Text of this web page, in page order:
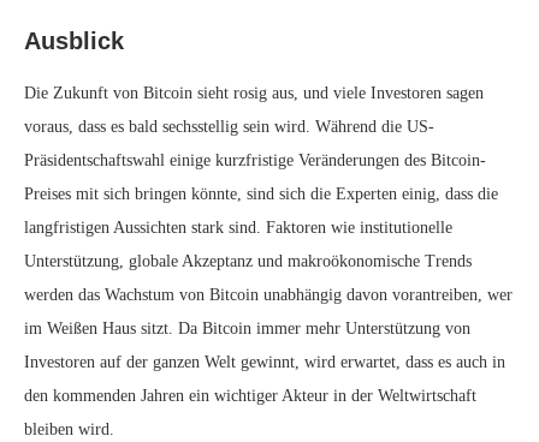
Ausblick
Die Zukunft von Bitcoin sieht rosig aus, und viele Investoren sagen
voraus, dass es bald sechsstellig sein wird. Während die US-
Präsidentschaftswahl einige kurzfristige Veränderungen des Bitcoin-
Preises mit sich bringen könnte, sind sich die Experten einig, dass die
langfristigen Aussichten stark sind. Faktoren wie institutionelle
Unterstützung, globale Akzeptanz und makroökonomische Trends
werden das Wachstum von Bitcoin unabhängig davon vorantreiben, wer
im Weißen Haus sitzt. Da Bitcoin immer mehr Unterstützung von
Investoren auf der ganzen Welt gewinnt, wird erwartet, dass es auch in
den kommenden Jahren ein wichtiger Akteur in der Weltwirtschaft
bleiben wird.